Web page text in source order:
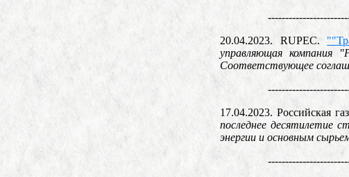
20.04.2023. RUPEC.
управляющая компания
Соответствующее
17.04.2023. Российская
последнее десятилетие
энергии и основным